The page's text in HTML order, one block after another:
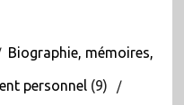
Biographie, mémoires,
personnel(9)